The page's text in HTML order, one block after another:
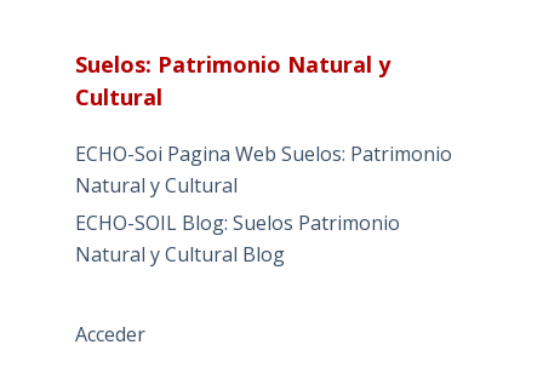
Suelos: Patrimonio Natural y
Cultural
ECHO-Soi Pagina Web Suelos: Patrimonio
Natural y Cultural
ECHO-SOIL Blog: Suelos Patrimonio
Natural y Cultural Blog
Acceder